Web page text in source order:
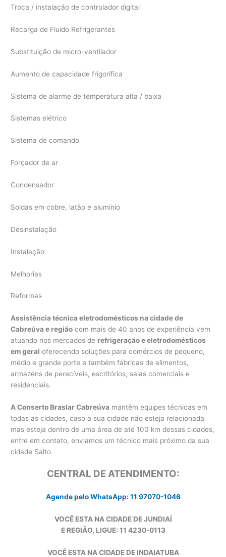
Troca / instalação de controlador digital
Recarga de Fluido Refrigerantes
Substituição de micro-ventilador
Aumento de capacidade frigorífica
Sistema de alarme de temperatura alta / baixa
Sistemas elétrico
Sistema de comando
Forçador de ar
Condensador
Soldas em cobre, latão e alumínio
Desinstalação
Instalação
Melhorias
Reformas
Assistência técnica eletrodomésticos na cidade de
Cabreúva e região com mais de 40 anos de experiência vem
atuando nos mercados de refrigeração e eletrodomésticos
em geral oferecendo soluções para comércios de pequeno,
médio e grande porte e também fábricas de alimentos,
armazéns de perecíveis, escritórios, salas comerciais e
residenciais.
A Conserto Braslar Cabreúva mantêm equipes técnicas em
todas as cidades, caso a sua cidade não esteja relacionada
mas esteja dentro de uma área de até 100 km dessas cidades,
entre em contato, enviamos um técnico mais próximo da sua
cidade Salto.
CENTRAL DE ATENDIMENTO:
Agende pelo WhatsApp: 11 97070-1046
VOCÊ ESTA NA CIDADE DE JUNDIAÍ
E REGIÃO, LIGUE: 11 4230-0113
VOCÊ ESTA NA CIDADE DE INDAIATUBA